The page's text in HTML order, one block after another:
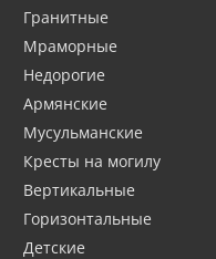
Гранитные
Мраморные
Недорогие
Армянские
Мусульманские
Кресты на могилу
Вертикальные
Горизонтальные
Детские